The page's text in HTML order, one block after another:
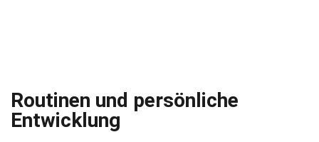
Routinen und persönliche
Entwicklung